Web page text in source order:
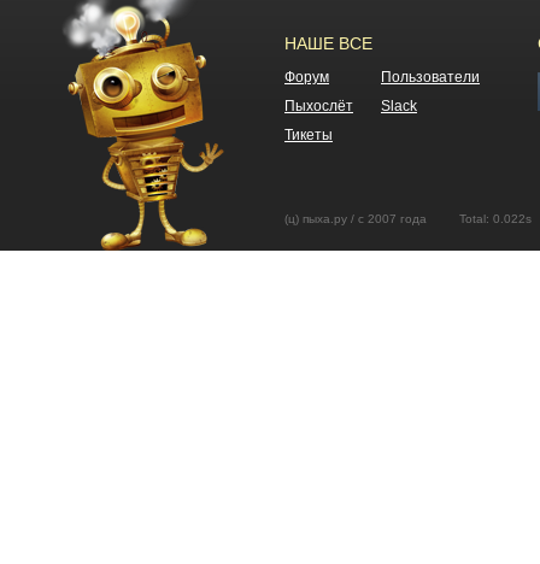
НАШЕ ВСЕ
Форум
Пользователи
Пыхослёт
Slack
Тикеты
(ц) пыха.ру / с 2007 года Total: